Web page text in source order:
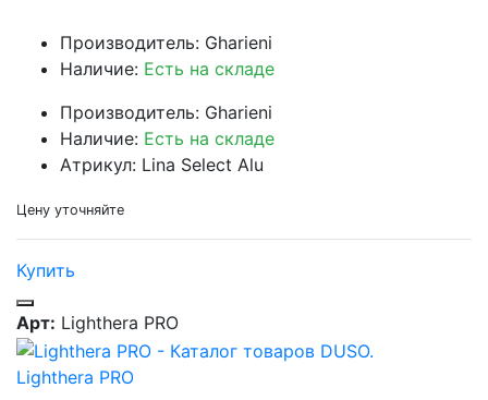
Производитель: Gharieni
Наличие: Есть на складе
Производитель: Gharieni
Наличие: Есть на складе
Атрикул: Lina Select Alu
Цену уточняйте
Купить
Арт: Lighthera PRO
Lighthera PRO